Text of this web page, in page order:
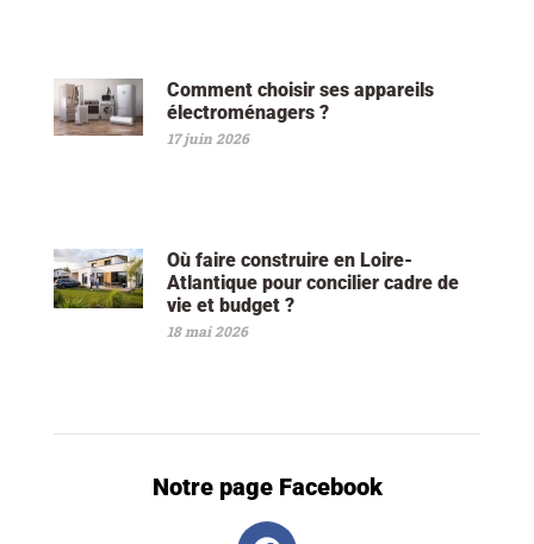
Comment choisir ses appareils
électroménagers ?
17 juin 2026
Où faire construire en Loire-
Atlantique pour concilier cadre de
vie et budget ?
18 mai 2026
Notre page Facebook